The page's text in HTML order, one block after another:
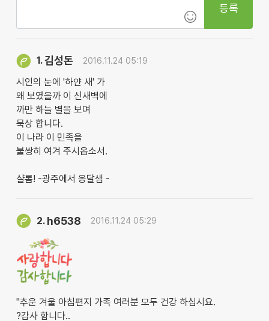
등록
1.김성돈 2016.11.24 05:19
시인의 눈에 '하얀 새' 가
왜 보였을까 이 신새벽에
까만 하늘 별을 보며
묵상 합니다.
이 나라 이 민족을
불쌍히 여겨 주시옵소서.
샬롬! -광주에서 옹달샘 -
2. h6538 2016.11.24 05:29
"추운 겨울 아침편지 가족 여러분 모두 건강 하십시요.
?감사 함니다..